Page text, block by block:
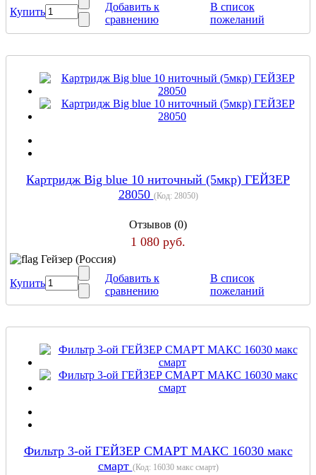
Купить
Добавить к
сравнению
В список
пожеланий
Картридж Big blue 10 ниточный (5мкр) ГЕЙЗЕР
28050 (Код: 28050)
Отзывов (0)
1 080 руб.
Гейзер (Россия)
Купить
Добавить к
сравнению
В список
пожеланий
Фильтр 3-ой ГЕЙЗЕР СМАРТ МАКС 16030 макс
смарт (Код: 16030 макс смарт)